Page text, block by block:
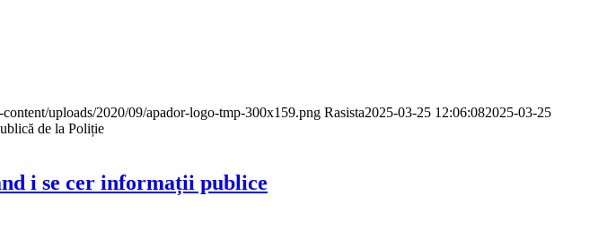
uploads/2020/09/apador-logo-tmp-300x159.png Rasista2025-03-25 12:06:082025-03-25
de la Poliție
i se cer informații publice